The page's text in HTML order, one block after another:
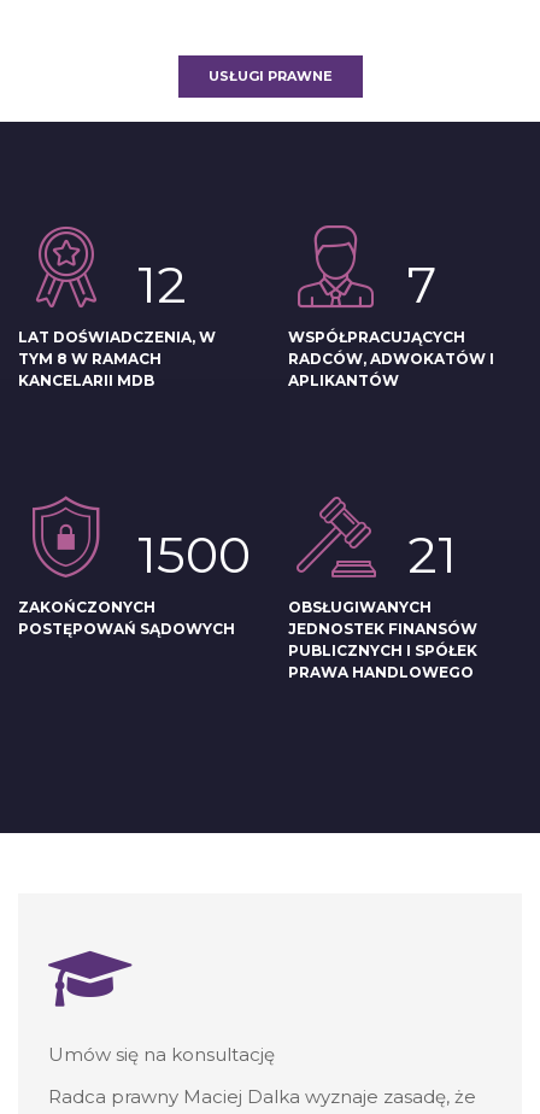
USŁUGI PRAWNE
12
LAT DOŚWIADCZENIA, W
TYM 8 W RAMACH
KANCELARII MDB
7
WSPÓŁPRACUJĄCYCH
RADCÓW, ADWOKATÓW I
APLIKANTÓW
1500
ZAKOŃCZONYCH
POSTĘPOWAŃ SĄDOWYCH
21
OBSŁUGIWANYCH
JEDNOSTEK FINANSÓW
PUBLICZNYCH I SPÓŁEK
PRAWA HANDLOWEGO
Umów się na konsultację
Radca prawny Maciej Dalka wyznaje zasadę, że